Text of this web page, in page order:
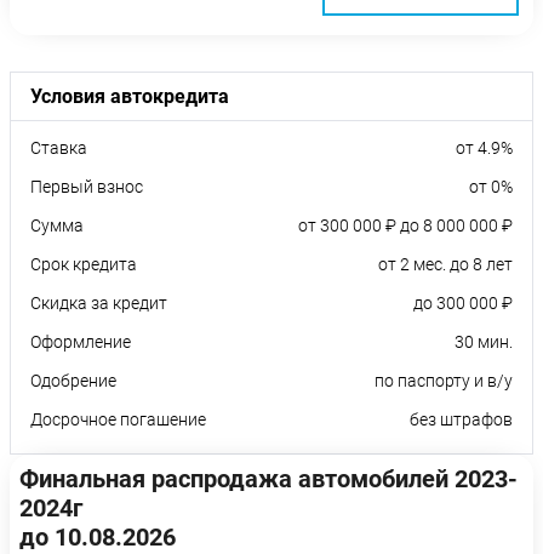
Условия автокредита
Ставка
от 4.9%
Первый взнос
от 0%
Сумма
от 300 000 ₽ до 8 000 000 ₽
Срок кредита
от 2 мес. до 8 лет
Скидка за кредит
до 300 000 ₽
Оформление
30 мин.
Одобрение
по паспорту и в/у
Досрочное погашение
без штрафов
Финальная распродажа автомобилей 2023-
2024г
до 10.08.2026